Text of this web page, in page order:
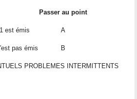
Passer au point
est émis A
pas émis B
PROBLEMES INTERMITTENTS